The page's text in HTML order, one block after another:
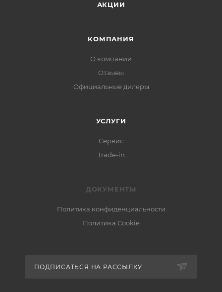
АКЦИИ
КОМПАНИЯ
О компании
Отзывы
Официальные дилеры
УСЛУГИ
Сервис
Trade-in
ДОКУМЕНТЫ
Политика конфиденциальности
Политика Cookie
ПОДПИСАТЬСЯ НА РАССЫЛКУ